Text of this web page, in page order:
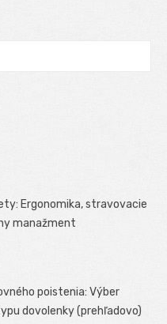
Ergonomika, stravovacie
manažment
poistenia: Výber
dovolenky (prehľadovo)